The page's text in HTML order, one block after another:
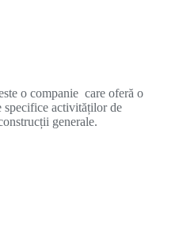
o companie care oferă o
specifice activităților de
generale.